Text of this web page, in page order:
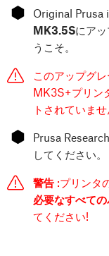
⬢ Original
MK3.5Sにア
うこそ。
このアップグ
MK3S+プリン
トされていませ
⬢
Prusa
してください。
警告 :プリンタ
必要なすべて
てください!